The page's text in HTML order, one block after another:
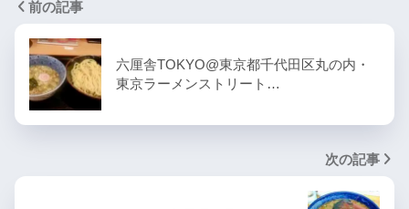
前の記事
六厘舎TOKYO@東京都千代田区丸の内・
東京ラーメンストリート…
次の記事